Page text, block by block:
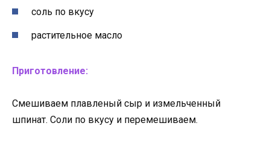
соль по вкусу
растительное масло
Приготовление:
Смешиваем плавленый сыр и измельченный
шпинат. Соли по вкусу и перемешиваем.